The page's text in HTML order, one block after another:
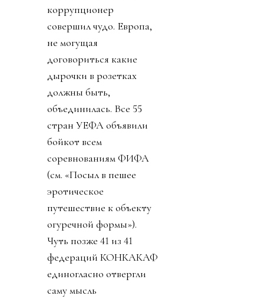
коррупционер
совершил чудо. Европа,
не могущая
договориться какие
дырочки в розетках
должны быть,
объединилась. Все 55
стран УЕФА объявили
бойкот всем
соревнованиям ФИФА
(см. «Посыл в пешее
эротическое
путешествие к объекту
огуречной формы»).
Чуть позже 41 из 41
федераций КОНКАКАФ
единогласно отвергли
саму мысль